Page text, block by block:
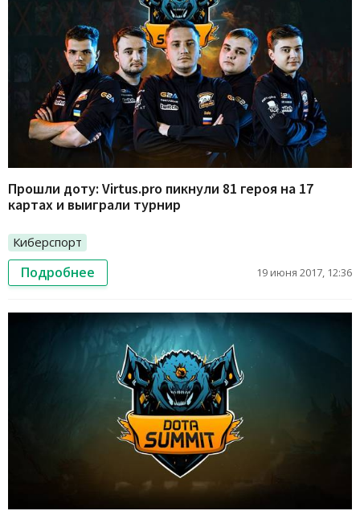
Прошли доту: Virtus.pro пикнули 81 героя на 17
картах и выиграли турнир
Киберспорт
Подробнее 19 июня 2017, 12:36